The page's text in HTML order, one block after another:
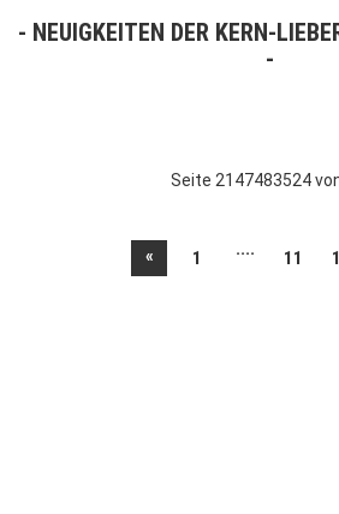
NEUIGKEITEN DER KERN-
Seite 2147483524
« 1 .... 11